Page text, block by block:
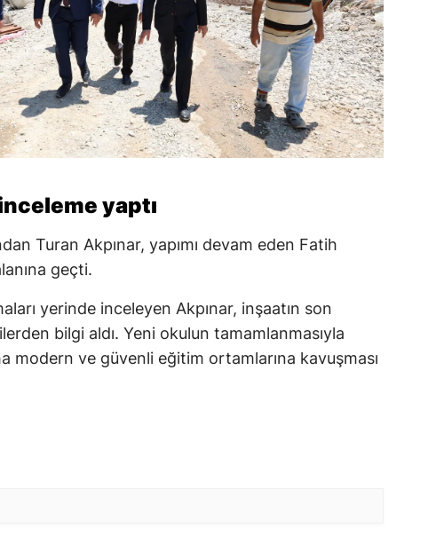
yaptı
Turan Akpınar, yapımı devam eden Fatih
geçti.
yerinde inceleyen Akpınar, inşaatın son
bilgi aldı. Yeni okulun tamamlanmasıyla
modern ve güvenli eğitim ortamlarına kavuşması